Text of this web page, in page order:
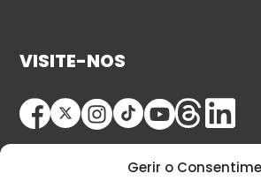
Gerir o
VISITE-NOS